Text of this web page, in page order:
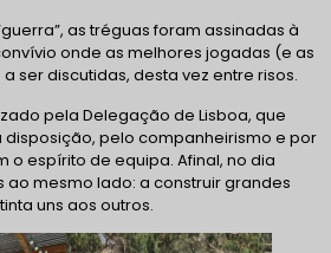
as tréguas foram assinadas à
onde as melhores jogadas (e as
ser discutidas, desta vez entre risos.
pela Delegação de Lisboa, que
pelo companheirismo e por
o espírito de equipa. Afinal, no dia
ao mesmo lado: a construir grandes
uns aos outros.